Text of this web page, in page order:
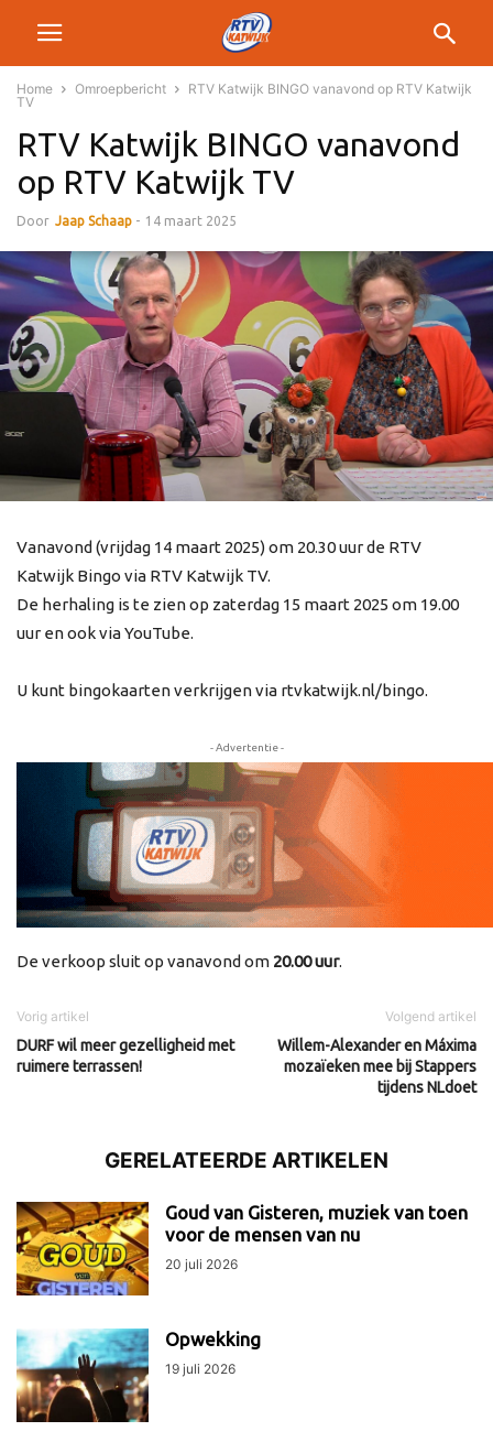
Home Omroepbericht
RTV Katwijk BINGO vanavond op RTV Katwijk
TV
RTV Katwijk BINGO vanavond
op RTV Katwijk TV
Door Jaap Schaap - 14 maart 2025
Vanavond (vrijdag 14 maart 2025) om 20.30 uur de RTV
Katwijk Bingo via RTV Katwijk TV.
De herhaling is te zien op zaterdag 15 maart 2025 om 19.00
uur en ook via YouTube.
U kunt bingokaarten verkrijgen via rtvkatwijk.nl/bingo.
- Advertentie -
De verkoop sluit op vanavond om 20.00 uur.
Vorig artikel
DURF wil meer gezelligheid met
ruimere terrassen!
Volgend artikel
Willem-Alexander en Máxima
mozaïeken mee bij Stappers
tijdens NLdoet
GERELATEERDE ARTIKELEN
Goud van Gisteren, muziek van toen
voor de mensen van nu
20 juli 2026
Opwekking
19 juli 2026